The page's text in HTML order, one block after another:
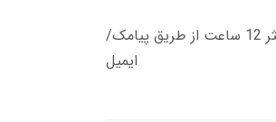
زمان تحویل کتاب های 600 هزار تومانی دانلود فوری از حساب کاربری می باشد، و زمان تحویل لینک دانلود کتاب های 500 هزار تومانی حداکثر 12 ساعت از طریق پیامک/
ایمیل